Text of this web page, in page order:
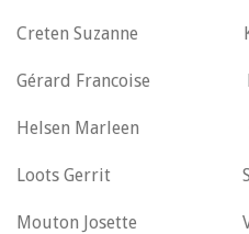
Creten Suzanne
Gérard Francoise
Helsen Marleen
Loots Gerrit
Mouton Josette